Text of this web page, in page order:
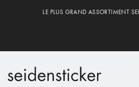
LE PLUS GRAND ASSORTIMENT